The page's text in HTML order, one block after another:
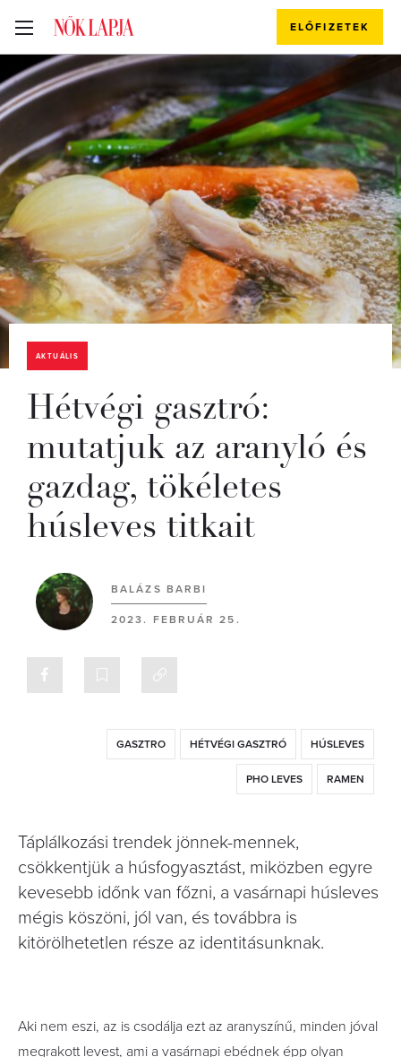
ELŐFIZETEK
AKTUÁLIS
Hétvégi gasztró:
mutatjuk az aranyló és
gazdag, tökéletes
húsleves titkait
BALÁZS BARBI
2023. FEBRUÁR 25.
GASZTRO HÉTVÉGI GASZTRÓ HÚSLEVES
PHO LEVES RAMEN
Táplálkozási trendek jönnek-mennek,
csökkentjük a húsfogyasztást, miközben egyre
kevesebb időnk van főzni, a vasárnapi húsleves
mégis köszöni, jól van, és továbbra is
kitörölhetetlen része az identitásunknak.
Aki nem eszi, az is csodálja ezt az aranyszínű, minden jóval
megrakott levest, ami a vasárnapi ebédnek épp olyan